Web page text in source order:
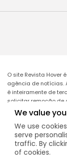
We value
We use
serve
traffic. By
of cookies.
O site Revista Hover
agência de notícias.
é inteiramente de
solicitar remoção de
o link da matéria a